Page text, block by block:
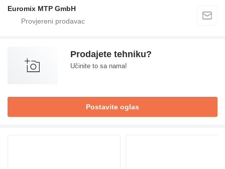
Euromix MTP GmbH
Prodajete tehniku?
Učinite to sa nama!
Postavite oglas